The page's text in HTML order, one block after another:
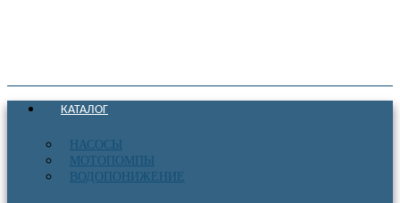
КАТАЛОГ
НАСОСЫ
МОТОПОМПЫ
ВОДОПОНИЖЕНИЕ